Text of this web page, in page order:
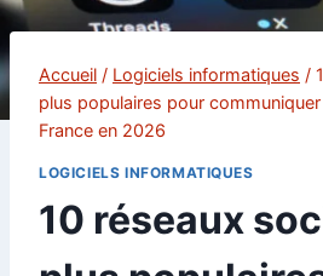
Accueil / Logiciels informatiques /
plus populaires pour
France en 2026
LOGICIELS INFORMATIQUES
10 réseaux